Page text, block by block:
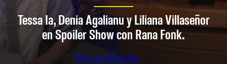
Tessa Ia, Denia Agalianu y Liliana Villaseñor
en Spoiler Show con Rana Fonk.
Ver en Youtube